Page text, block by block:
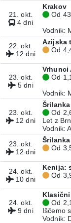
21. okt.
4 dni
Krakov
Od
Vodnik:
22. okt.
12 dni
Azijska
Od
23. okt.
5 dni
Vrhunci
Od
Vodnik:
23. okt.
12 dni
Šrilanka
Od
Let z
Vodnik:
23. okt.
12 dni
Od
24. okt.
10 dni
Kenija:
Od
24. okt.
9 dni
Od
Iščemo
Vodnik: